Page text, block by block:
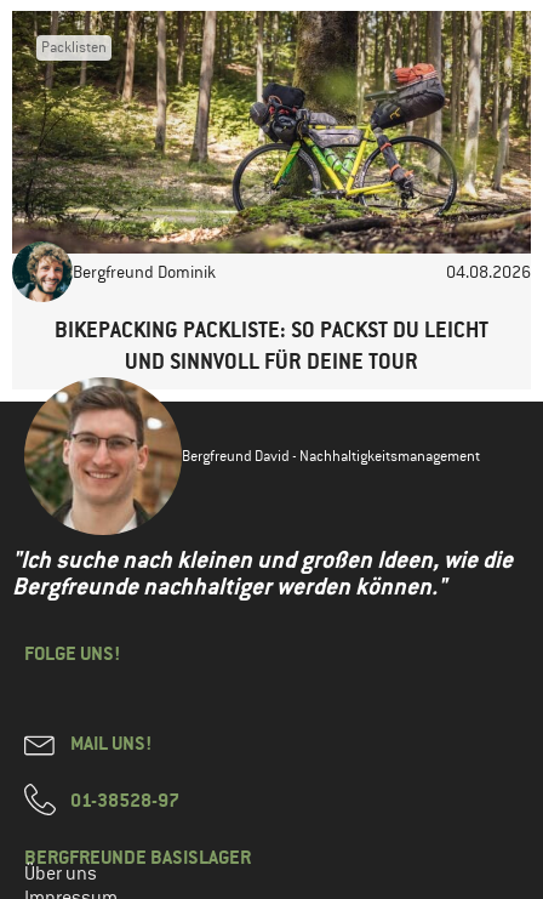
Packlisten
Bergfreund Dominik 04.08.2026
BIKEPACKING PACKLISTE: SO PACKST DU LEICHT
UND SINNVOLL FÜR DEINE TOUR
Bergfreund David - Nachhaltigkeitsmanagement
"Ich suche nach kleinen und großen Ideen, wie die
Bergfreunde nachhaltiger werden können."
FOLGE UNS!
MAIL UNS!
01-38528-97
BERGFREUNDE BASISLAGER
Über uns